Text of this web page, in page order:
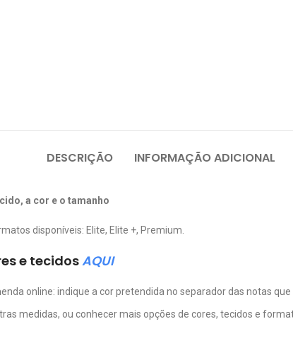
DESCRIÇÃO INFORMAÇÃO ADICIONAL
a cor e o tamanho
disponíveis: Elite, Elite +, Premium.
e tecidosAQUI
online: indique a cor pretendida no separador das notas
medidas, ou conhecer mais opções de cores, tecidos e